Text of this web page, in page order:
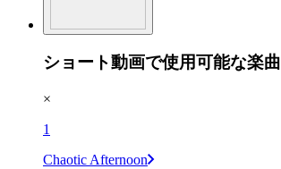
ショート動画で使用可能な楽曲
×
1
Chaotic Afternoon